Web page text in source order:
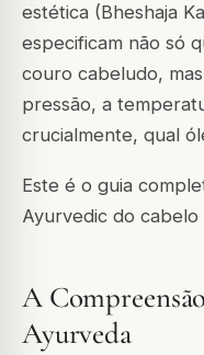
estética (Bheshaja
especificam não só
couro cabeludo,
pressão, a
crucialmente, qual
Este é o guia
Ayurvedic do
A
Ayurveda